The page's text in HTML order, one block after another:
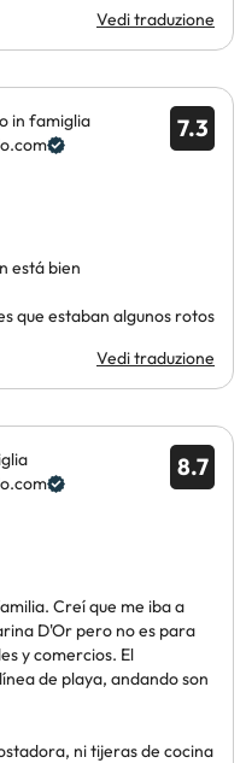
Vedi traduzione
7.3
in famiglia
está bien
que estaban algunos rotos
Vedi traduzione
8.7
Creí que me iba a
D'Or pero no es para
y comercios. El
de playa, andando son
ni tijeras de cocina